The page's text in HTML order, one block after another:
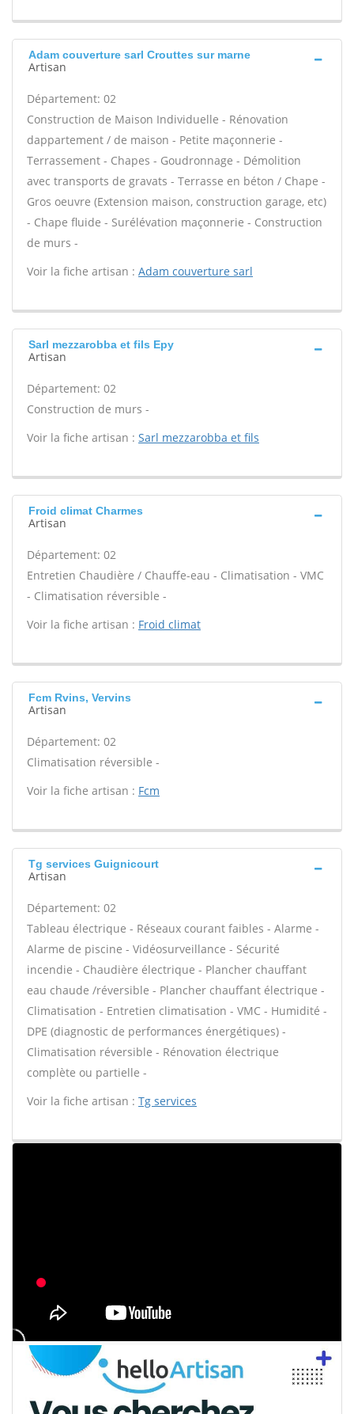
Adam couverture sarl Crouttes sur marne
Artisan
Département: 02
Construction de Maison Individuelle - Rénovation
dappartement / de maison - Petite maçonnerie -
Terrassement - Chapes - Goudronnage - Démolition
avec transports de gravats - Terrasse en béton / Chape -
Gros oeuvre (Extension maison, construction garage, etc)
- Chape fluide - Surélévation maçonnerie - Construction
de murs -
Voir la fiche artisan : Adam couverture sarl
Sarl mezzarobba et fils Epy
Artisan
Département: 02
Construction de murs -
Voir la fiche artisan : Sarl mezzarobba et fils
Froid climat Charmes
Artisan
Département: 02
Entretien Chaudière / Chauffe-eau - Climatisation - VMC
- Climatisation réversible -
Voir la fiche artisan : Froid climat
Fcm Rvins, Vervins
Artisan
Département: 02
Climatisation réversible -
Voir la fiche artisan : Fcm
Tg services Guignicourt
Artisan
Département: 02
Tableau électrique - Réseaux courant faibles - Alarme -
Alarme de piscine - Vidéosurveillance - Sécurité
incendie - Chaudière électrique - Plancher chauffant
eau chaude /réversible - Plancher chauffant électrique -
Climatisation - Entretien climatisation - VMC - Humidité -
DPE (diagnostic de performances énergétiques) -
Climatisation réversible - Rénovation électrique
complète ou partielle -
Voir la fiche artisan : Tg services